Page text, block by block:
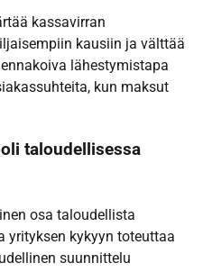
kassavirran
kausiin ja välttää
lähestymistapa
kun maksut
taloudellisessa
osa taloudellista
yrityksen kykyyn toteuttaa
suunnittelu